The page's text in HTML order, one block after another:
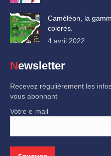
Caméléon, la
colorés.
4 avril 2022
Newsletter
Recevez régulièrement les
vous abonnant
Votre e-mail